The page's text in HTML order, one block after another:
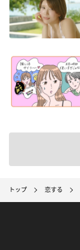
トップ 恋する